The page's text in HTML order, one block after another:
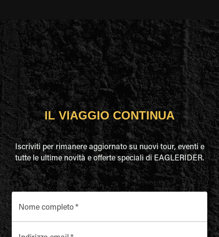
IL VIAGGIO CONTINUA
Iscriviti per rimanere aggiornato su nuovi tour, eventi e
tutte le ultime novità e offerte speciali di EAGLERIDER.
Nome completo*